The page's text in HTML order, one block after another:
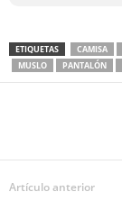
ETIQUETAS CAMISA
MUSLO
PANTALÓN
Artículo anterior